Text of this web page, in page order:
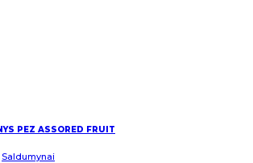
PEZ ASSORED FRUIT
Saldumynai